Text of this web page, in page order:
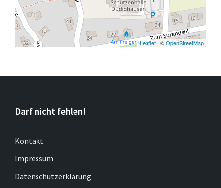
Leaflet | ©OpenStreetMap
Darf nicht fehlen!
Kontakt
Impressum
Datenschutzerklärung